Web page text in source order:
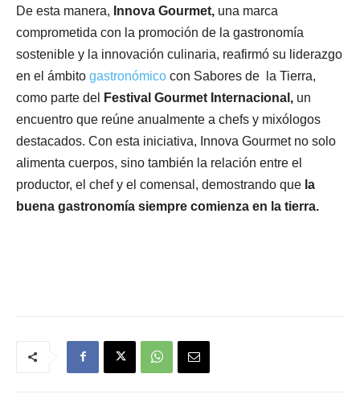
De esta manera, Innova Gourmet, una marca
comprometida con la promoción de la gastronomía
sostenible y la innovación culinaria, reafirmó su liderazgo
en el ámbito gastronómico con Sabores de la Tierra,
como parte del
Festival Gourmet Internacional, un
encuentro que reúne anualmente a chefs y mixólogos
destacados. Con esta iniciativa, Innova Gourmet no solo
alimenta cuerpos, sino también la relación entre el
productor, el chef y el comensal, demostrando que la
buena gastronomía siempre comienza en la tierra.